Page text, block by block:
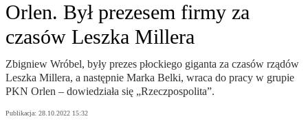
Orlen. Był prezesem firmy za
czasów Leszka Millera
Zbigniew Wróbel, były prezes płockiego giganta za czasów rządów
Leszka Millera, a następnie Marka Belki, wraca do pracy w grupie
PKN Orlen – dowiedziała się „Rzeczpospolita”.
Publikacja: 28.10.2022 15:32